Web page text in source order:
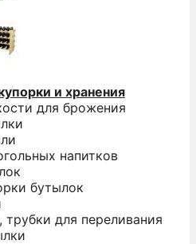
и хранения
для брожения
напитков
бутылок
для переливания